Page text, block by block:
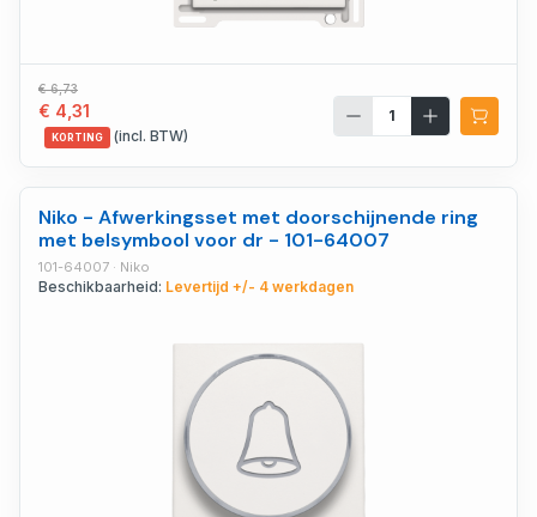
€ 6,73
€ 4,31
KORTING (incl. BTW)
Niko - Afwerkingsset met doorschijnende ring
met belsymbool voor dr - 101-64007
101-64007 · Niko
Beschikbaarheid: Levertijd +/- 4 werkdagen